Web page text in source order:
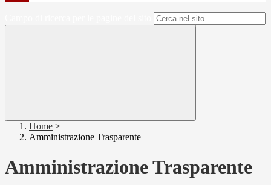
Home >
Amministrazione Trasparente
Amministrazione Trasparente